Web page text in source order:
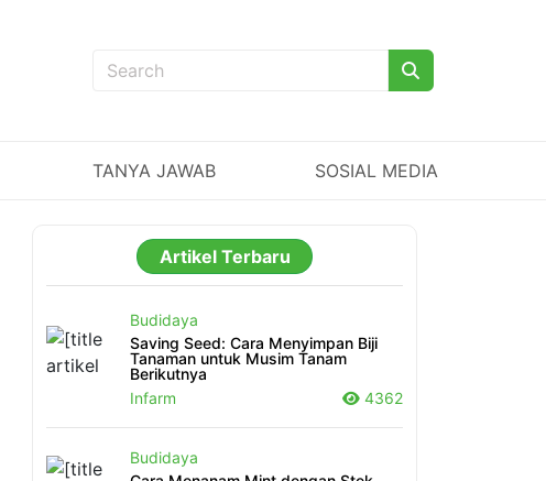
TANYA JAWAB SOSIAL MEDIA
Artikel Terbaru
Budidaya
Saving Seed: Cara Menyimpan Biji
Tanaman untuk Musim Tanam
Berikutnya
Infarm
4362
Budidaya